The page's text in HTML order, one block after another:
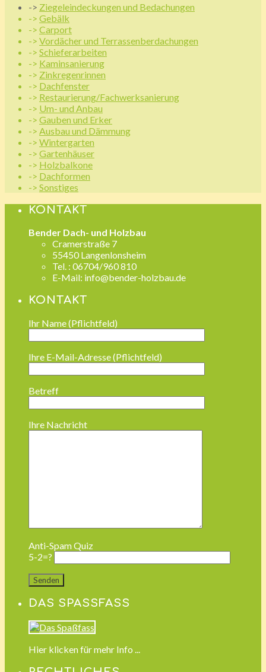
-> Ziegeleindeckungen und Bedachungen
-> Gebälk
-> Carport
-> Vordächer und Terrassenberdachungen
-> Schieferarbeiten
-> Kaminsanierung
-> Zinkregenrinnen
-> Dachfenster
-> Restaurierung/Fachwerksanierung
-> Um- und Anbau
-> Gauben und Erker
-> Ausbau und Dämmung
-> Wintergarten
-> Gartenhäuser
-> Holzbalkone
-> Dachformen
-> Sonstiges
KONTAKT
Bender Dach- und Holzbau
Cramerstraße 7
55450 Langenlonsheim
Tel. : 06704/960 810
E-Mail: info@bender-holzbau.de
KONTAKT
Ihr Name (Pflichtfeld)
Ihre E-Mail-Adresse (Pflichtfeld)
Betreff
Ihre Nachricht
Anti-Spam Quiz
5-2=?
DAS SPASSFASS
Hier klicken für mehr Info ...